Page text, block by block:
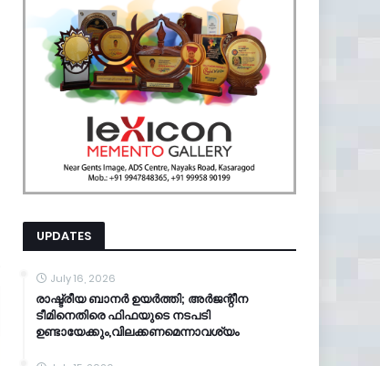
UPDATES
July 16, 2026
രാഷ്ട്രീയ ബാനർ ഉയർത്തി; അർജന്റീന
ടീമിനെതിരെ ഫിഫയുടെ നടപടി
ഉണ്ടായേക്കും,വിലക്കണമെന്നാവശ്യം